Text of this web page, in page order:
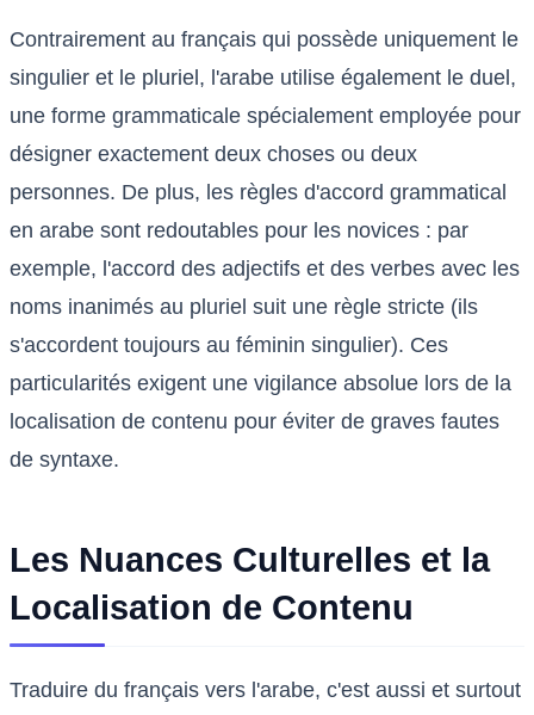
Contrairement au français qui possède uniquement le
singulier et le pluriel, l'arabe utilise également le duel,
une forme grammaticale spécialement employée pour
désigner exactement deux choses ou deux
personnes. De plus, les règles d'accord grammatical
en arabe sont redoutables pour les novices : par
exemple, l'accord des adjectifs et des verbes avec les
noms inanimés au pluriel suit une règle stricte (ils
s'accordent toujours au féminin singulier). Ces
particularités exigent une vigilance absolue lors de la
localisation de contenu pour éviter de graves fautes
de syntaxe.
Les Nuances Culturelles et la
Localisation de Contenu
Traduire du français vers l'arabe, c'est aussi et surtout